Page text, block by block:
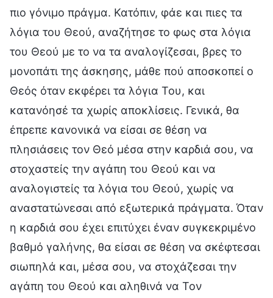
πιο γόνιμο πράγμα. Κατόπιν, φάε και πιες τα
λόγια του Θεού, αναζήτησε το φως στα λόγια
του Θεού με το να τα αναλογίζεσαι, βρες το
μονοπάτι της άσκησης, μάθε πού αποσκοπεί ο
Θεός όταν εκφέρει τα λόγια Του, και
κατανόησέ τα χωρίς αποκλίσεις. Γενικά, θα
έπρεπε κανονικά να είσαι σε θέση να
πλησιάσεις τον Θεό μέσα στην καρδιά σου, να
στοχαστείς την αγάπη του Θεού και να
αναλογιστείς τα λόγια του Θεού, χωρίς να
αναστατώνεσαι από εξωτερικά πράγματα. Όταν
η καρδιά σου έχει επιτύχει έναν συγκεκριμένο
βαθμό γαλήνης, θα είσαι σε θέση να σκέφτεσαι
σιωπηλά και, μέσα σου, να στοχάζεσαι την
αγάπη του Θεού και αληθινά να Τον